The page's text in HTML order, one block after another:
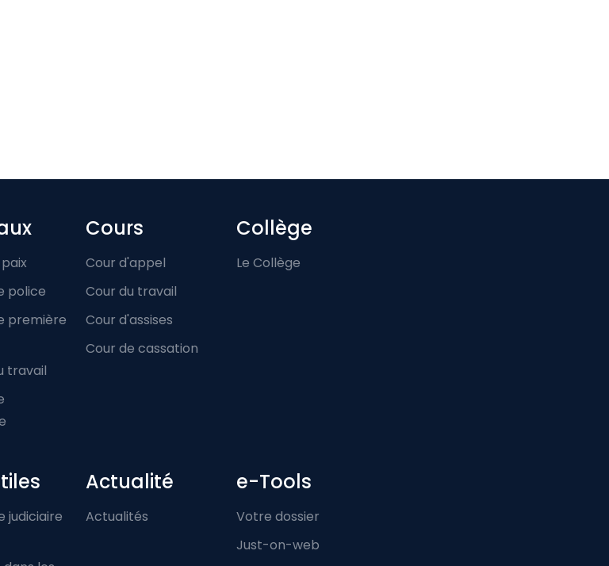
menu
police
première
travail
Cours
Cour d'appel
Cour du travail
Cour d'assises
Cour de cassation
Collège
Le Collège
judiciaire
Actualité
Actualités
e-Tools
Votre dossier
Just-on-web